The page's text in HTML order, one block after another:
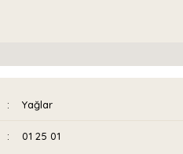
Yağlar
01 25 01